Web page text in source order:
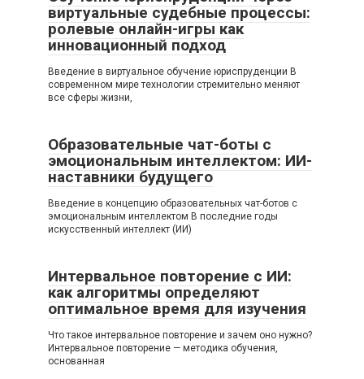
виртуальные судебные процессы:
ролевые онлайн-игры как
инновационный подход
Введение в виртуальное обучение юриспруденции В
современном мире технологии стремительно меняют
все сферы жизни,
Образовательные чат-боты с
эмоциональным интеллектом: ИИ-
наставники будущего
Введение в концепцию образовательных чат-ботов с
эмоциональным интеллектом В последние годы
искусственный интеллект (ИИ)
Интервальное повторение с ИИ:
как алгоритмы определяют
оптимальное время для изучения
Что такое интервальное повторение и зачем оно нужно?
Интервальное повторение — методика обучения,
основанная